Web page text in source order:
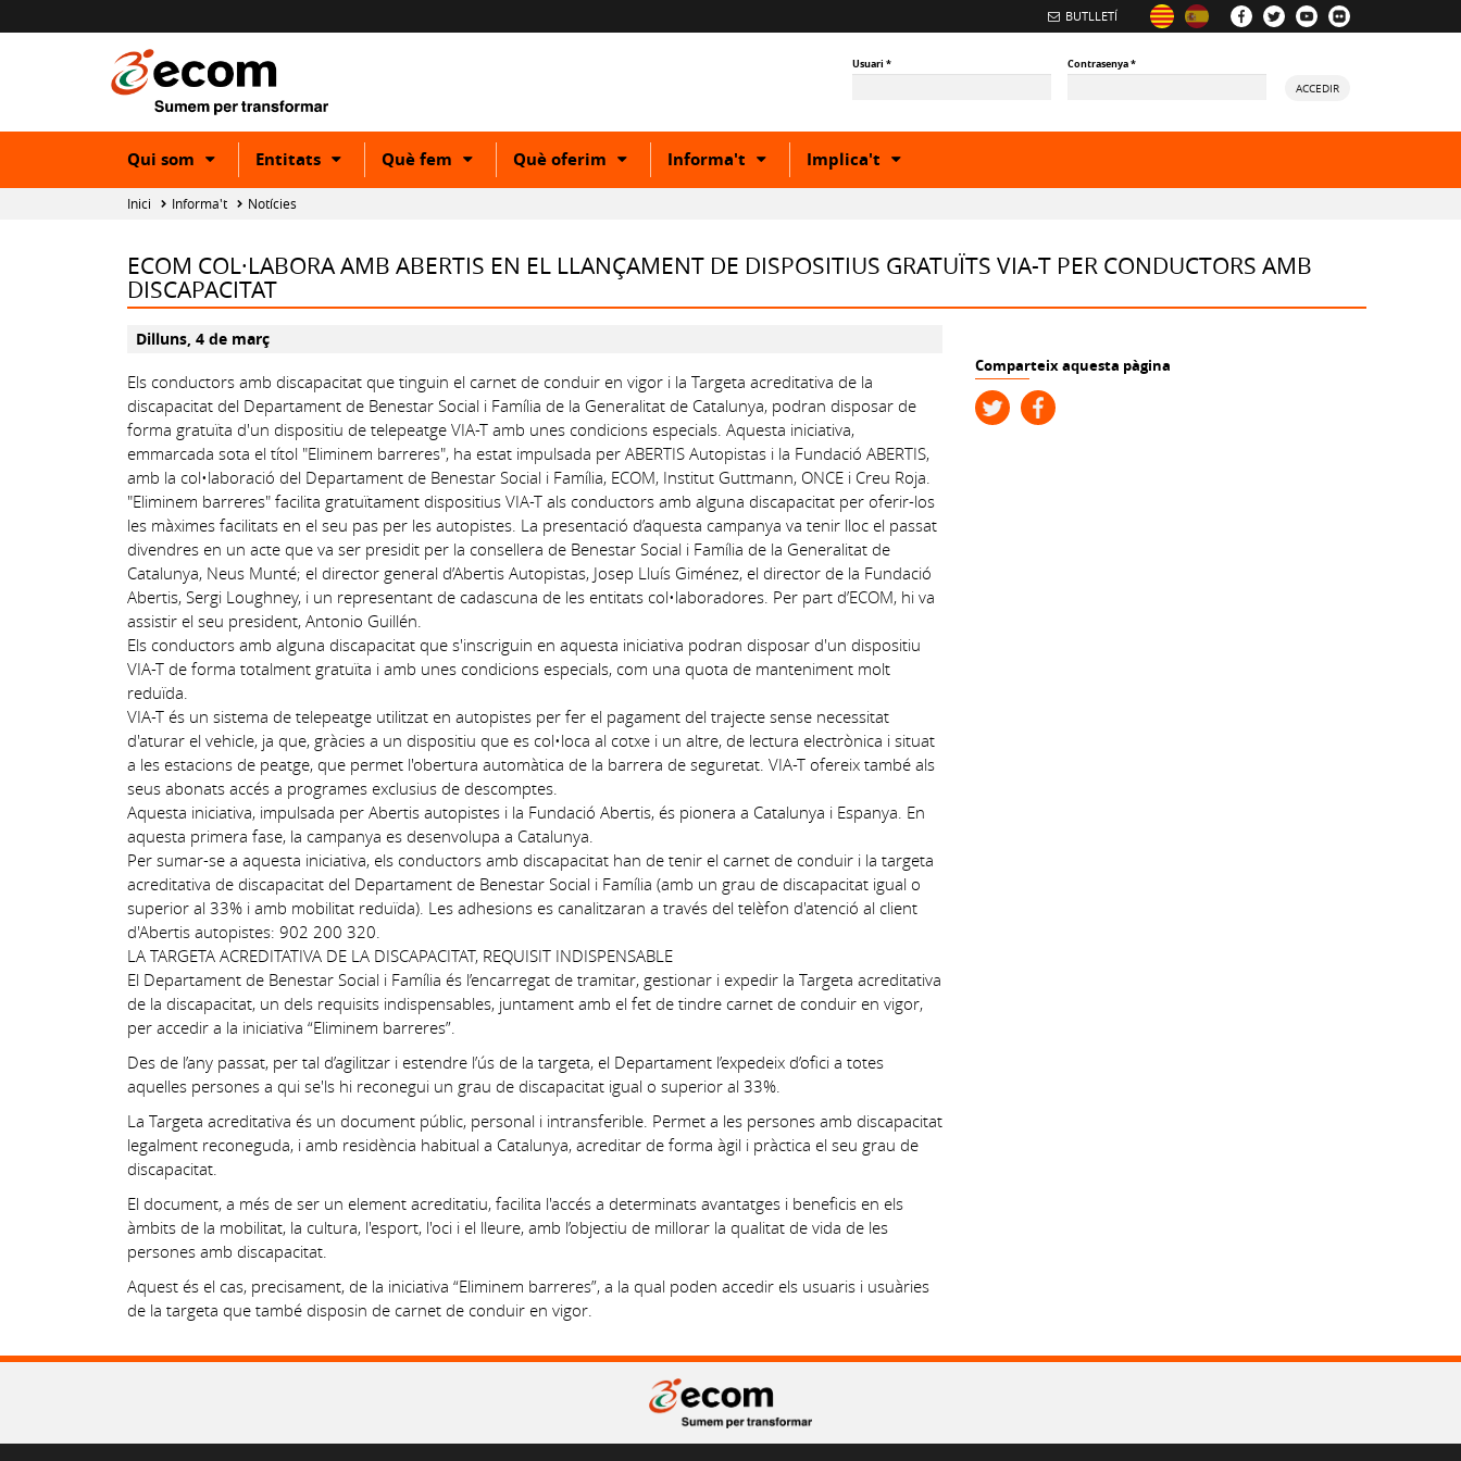
BUTLLETÍ
Usuari* Contrasenya*
ACCEDIR
Qui som
Show
hide
Entitats
ShowQuè fem
ShowQuè oferim
ShowInforma't
ShowImplica't
Show
Inici Informa't Notícies
ECOM COL·LABORA AMB ABERTIS EN EL LLANÇAMENT DE DISPOSITIUS GRATUÏTS VIA-T PER CONDUCTORS AMB
DISCAPACITAT
Dilluns, 4 de març
Els conductors amb discapacitat que tinguin el carnet de conduir en vigor i la Targeta acreditativa de la
discapacitat del Departament de Benestar Social i Família de la Generalitat de Catalunya, podran disposar de
forma gratuïta d'un dispositiu de telepeatge VIA-T amb unes condicions especials. Aquesta iniciativa,
emmarcada sota el títol "Eliminem barreres", ha estat impulsada per ABERTIS Autopistas i la Fundació ABERTIS,
amb la col•laboració del Departament de Benestar Social i Família, ECOM, Institut Guttmann, ONCE i Creu Roja.
"Eliminem barreres" facilita gratuïtament dispositius VIA-T als conductors amb alguna discapacitat per oferir-los
les màximes facilitats en el seu pas per les autopistes. La presentació d’aquesta campanya va tenir lloc el passat
divendres en un acte que va ser presidit per la consellera de Benestar Social i Família de la Generalitat de
Catalunya, Neus Munté; el director general d’Abertis Autopistas, Josep Lluís Giménez, el director de la Fundació
Abertis, Sergi Loughney, i un representant de cadascuna de les entitats col•laboradores. Per part d’ECOM, hi va
assistir el seu president, Antonio Guillén.
Els conductors amb alguna discapacitat que s'inscriguin en aquesta iniciativa podran disposar d'un dispositiu
VIA-T de forma totalment gratuïta i amb unes condicions especials, com una quota de manteniment molt
reduïda.
VIA-T és un sistema de telepeatge utilitzat en autopistes per fer el pagament del trajecte sense necessitat
d'aturar el vehicle, ja que, gràcies a un dispositiu que es col•loca al cotxe i un altre, de lectura electrònica i situat
a les estacions de peatge, que permet l'obertura automàtica de la barrera de seguretat. VIA-T ofereix també als
seus abonats accés a programes exclusius de descomptes.
Aquesta iniciativa, impulsada per Abertis autopistes i la Fundació Abertis, és pionera a Catalunya i Espanya. En
aquesta primera fase, la campanya es desenvolupa a Catalunya.
Per sumar-se a aquesta iniciativa, els conductors amb discapacitat han de tenir el carnet de conduir i la targeta
acreditativa de discapacitat del Departament de Benestar Social i Família (amb un grau de discapacitat igual o
superior al 33% i amb mobilitat reduïda). Les adhesions es canalitzaran a través del telèfon d'atenció al client
d'Abertis autopistes: 902 200 320.
LA TARGETA ACREDITATIVA DE LA DISCAPACITAT, REQUISIT INDISPENSABLE
El Departament de Benestar Social i Família és l’encarregat de tramitar, gestionar i expedir la Targeta acreditativa
de la discapacitat, un dels requisits indispensables, juntament amb el fet de tindre carnet de conduir en vigor,
per accedir a la iniciativa “Eliminem barreres”.
Des de l’any passat, per tal d’agilitzar i estendre l’ús de la targeta, el Departament l’expedeix d’ofici a totes
aquelles persones a qui se'ls hi reconegui un grau de discapacitat igual o superior al 33%.
La Targeta acreditativa és un document públic, personal i intransferible. Permet a les persones amb discapacitat
legalment reconeguda, i amb residència habitual a Catalunya, acreditar de forma àgil i pràctica el seu grau de
discapacitat.
El document, a més de ser un element acreditatiu, facilita l'accés a determinats avantatges i beneficis en els
àmbits de la mobilitat, la cultura, l'esport, l'oci i el lleure, amb l’objectiu de millorar la qualitat de vida de les
persones amb discapacitat.
Aquest és el cas, precisament, de la iniciativa “Eliminem barreres”, a la qual poden accedir els usuaris i usuàries
de la targeta que també disposin de carnet de conduir en vigor.
Comparteix aquesta pàgina